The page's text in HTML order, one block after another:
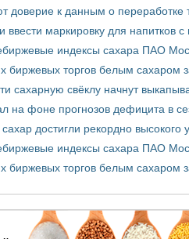
доверие к данным о переработке
ввести маркировку для напитков
индексы сахара ПАО
биржевых торгов белым сахаром
сахарную свёклу начнут
на фоне прогнозов дефицита в
достигли рекордно высокого
индексы сахара ПАО
биржевых торгов белым сахаром